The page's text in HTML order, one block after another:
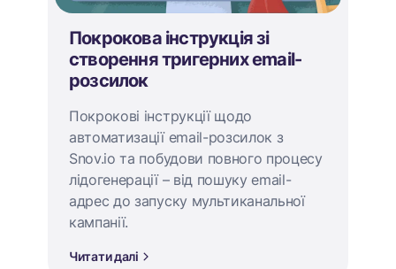
Покрокова інструкція зі
створення тригерних email-
розсилок
Покрокові інструкції щодо
автоматизації email-розсилок з
Snov.io та побудови повного процесу
лідогенерації – від пошуку email-
адрес до запуску мультиканальної
кампанії.
Читати далі